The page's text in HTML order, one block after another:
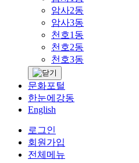
암사2동
암사3동
천호1동
천호2동
천호3동
문화포털
한눈에강동
English
로그인
회원가입
전체메뉴